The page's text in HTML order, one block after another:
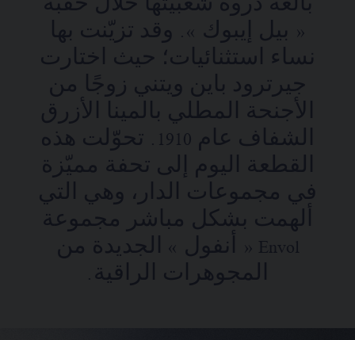
« بيل إيبوك ». وقد تزيّنت بها
نساء استثنائيات؛ حيث اختارت
جيرترود باين ويتني زوجًا من
الأجنحة المطلي بالمينا الأزرق
الشفاف عام 1910. تحوّلت هذه
القطعة اليوم إلى تحفة مميّزة
في مجموعات الدار، وهي التي
ألهمت بشكل مباشر مجموعة
Envol « أنفول » الجديدة من
المجوهرات الراقية.